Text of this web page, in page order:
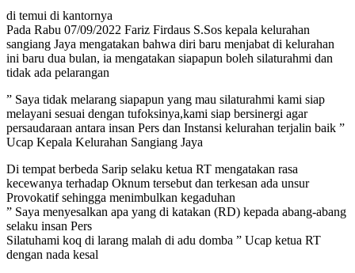
di temui di kantornya
Pada Rabu 07/09/2022 Fariz Firdaus S.Sos kepala kelurahan
sangiang Jaya mengatakan bahwa diri baru menjabat di kelurahan
ini baru dua bulan, ia mengatakan siapapun boleh silaturahmi dan
tidak ada pelarangan
” Saya tidak melarang siapapun yang mau silaturahmi kami siap
melayani sesuai dengan tufoksinya,kami siap bersinergi agar
persaudaraan antara insan Pers dan Instansi kelurahan terjalin baik ”
Ucap Kepala Kelurahan Sangiang Jaya
Di tempat berbeda Sarip selaku ketua RT mengatakan rasa
kecewanya terhadap Oknum tersebut dan terkesan ada unsur
Provokatif sehingga menimbulkan kegaduhan
” Saya menyesalkan apa yang di katakan (RD) kepada abang-abang
selaku insan Pers
Silatuhami koq di larang malah di adu domba ” Ucap ketua RT
dengan nada kesal